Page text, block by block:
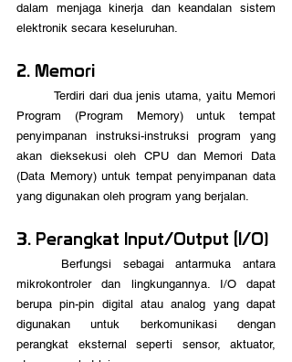
dalam menjaga kinerja dan keandalan sistem
elektronik secara keseluruhan.
2. Memori
Program (Program Memory) untuk tempat
penyimpanan instruksi-instruksi program yang
akan dieksekusi oleh CPU dan Memori Data
(Data Memory) untuk tempat penyimpanan data
yang digunakan oleh program yang berjalan.
3. Perangkat Input/Output (I/O)
mikrokontroler dan lingkungannya. I/O dapat
berupa pin-pin digital atau analog yang dapat
digunakan untuk berkomunikasi dengan
perangkat eksternal seperti sensor, aktuator,